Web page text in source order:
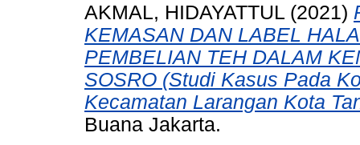
AKMAL, HIDAYATTUL (2021)
KEMASAN DAN LABEL
PEMBELIAN TEH DALAM
SOSRO (Studi Kasus Pada
Kecamatan Larangan Kota
Buana Jakarta.